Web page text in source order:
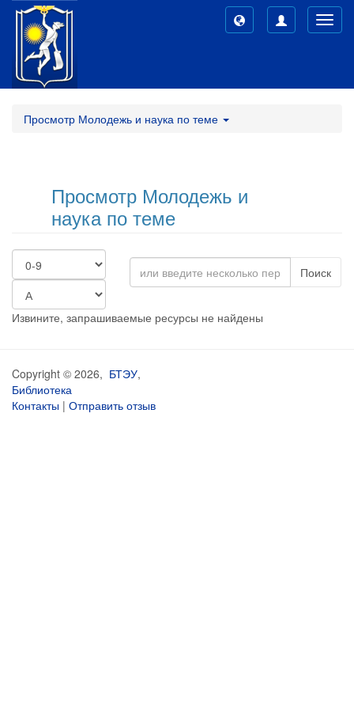
Просмотр Молодежь и наука по теме
Просмотр Молодежь и
наука по теме
Поиск
Извините, запрашиваемые ресурсы не найдены
Copyright © 2026, БТЭУ,
Библиотека
Контакты | Отправить отзыв